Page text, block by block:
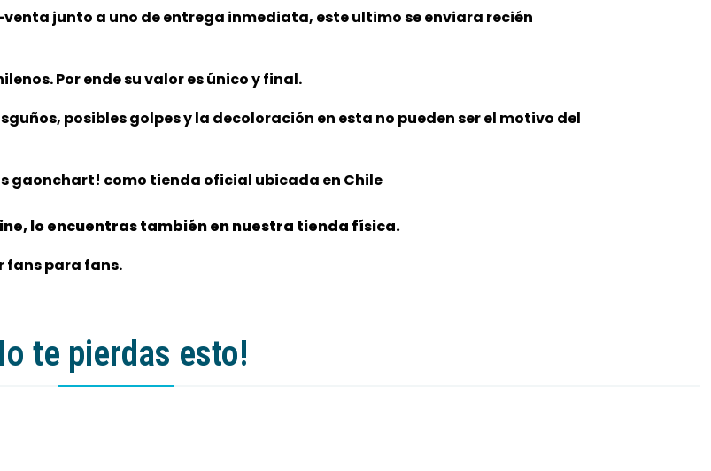
junto a uno de entrega inmediata, este ultimo se enviara recién
Por ende su valor es único y final.
posibles golpes y la decoloración en esta no pueden ser el motivo del
gaonchart! como tienda oficial ubicada en Chile
lo encuentras también en nuestra tienda física.
fans para fans.
te pierdas esto!